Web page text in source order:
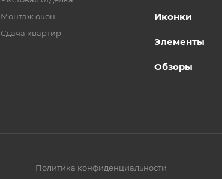
Монтаж окон
Сдача квартир
Иконки
Элементы
Обзоры
Политика конфиденциальности